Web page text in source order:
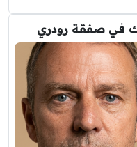
في صفقة رودري